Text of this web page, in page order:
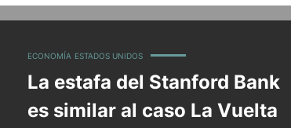
ECONOMÍA ESTADOS UNIDOS
La estafa del Stanford Bank
es similar al caso La Vuelta